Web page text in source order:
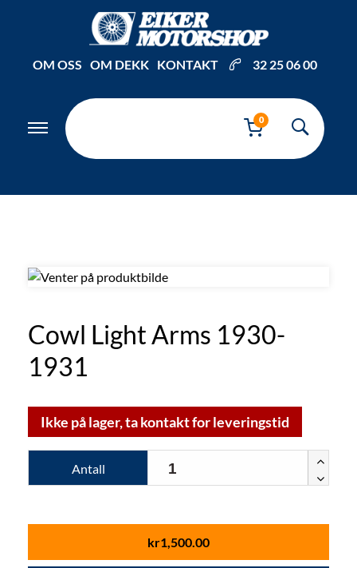
OM OSS OM DEKK KONTAKT 32 25 06 00
0
Cowl Light Arms 1930-
1931
Ikke på lager, ta kontakt for leveringstid
Antall
kr1,500.00